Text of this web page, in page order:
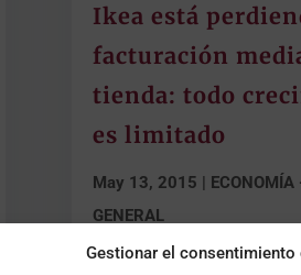
Gestionar el consentimiento
Ikea está
facturación
tienda: todo
es limitado
May 13, 2015 | ECONOMÍA
GENERAL
Ikea está perdiendo facturación